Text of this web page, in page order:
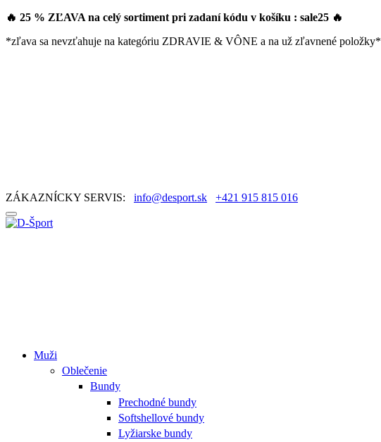
🔥 25 % ZĽAVA na celý sortiment pri zadaní kódu v košíku : sale25 🔥
*zľava sa nevzťahuje na kategóriu ZDRAVIE & VÔNE a na už zľavnené položky*
ZÁKAZNÍCKY SERVIS: info@desport.sk +421 915 815 016
Muži
Oblečenie
Bundy
Prechodné bundy
Softshellové bundy
Lyžiarske bundy